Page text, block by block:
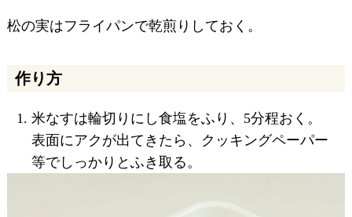
松の実はフライパンで乾煎りしておく。
作り方
米なすは輪切りにし食塩をふり、5分程おく。
表面にアクが出てきたら、クッキングペーパー
等でしっかりとふき取る。